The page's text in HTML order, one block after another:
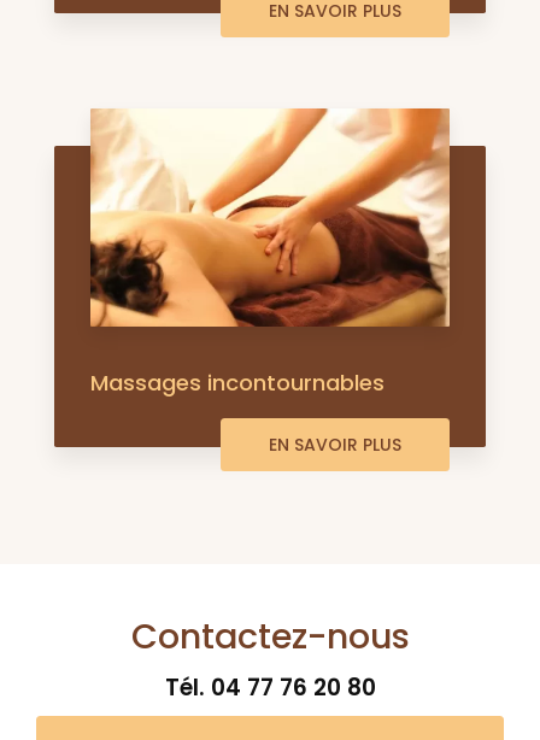
EN SAVOIR PLUS
Massages incontournables
EN SAVOIR PLUS
Contactez-nous
Tél. 04 77 76 20 80